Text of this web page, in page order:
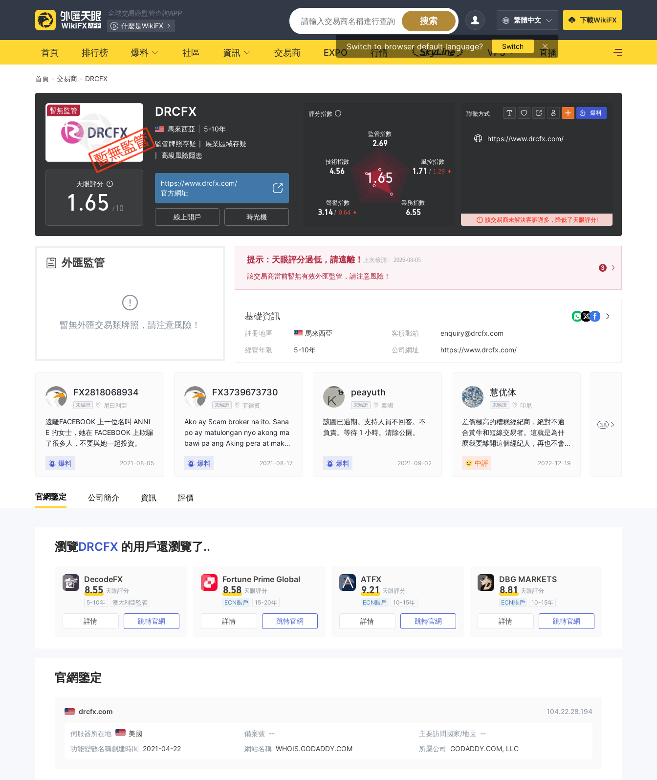
全球交易商監管查詢APP
什麼是WikiFX
搜索 繁體中文
Switch to browser default language? Switch
下載WikiFX
首頁 排行榜 爆料 社區 資訊 交易商 EXPO 行情 VPS 直播
首頁 - 交易商 - DRCFX
暫無監管
天眼評分
0
1
2
3
5
8
9
.
0
1
2
4
5
6
7
8
0
1
3
4
5
6
7
9
/10
DRCFX
馬來西亞
5-10年
監管牌照存疑
展業區域存疑
高級風險隱患
https://www.drcfx.com/
官方網址
線上開戶 時光機
評分指數
監管指數
2.69
技術指數
4.56
聲譽指數
3.14 / 0.64
業務指數
6.55
風控指數
1.71 / 1.29
1.65
聯繫方式
https://www.drcfx.com/
該交易商未解決客訴過多，降低了天眼評分!
爆料
外匯監管
暫無外匯交易類牌照，請注意風險！
提示：天眼評分過低，請遠離！ 上次檢測 : 2026-08-05
該交易商當前暫無有效外匯監管，請注意風險！
3
基礎資訊
註冊地區
馬來西亞
經營年限
5-10年
客服郵箱
enquiry@drcfx.com
公司網址
https://www.drcfx.com/
FX2818068934
未驗證 尼日利亞
遠離FACEBOOK 上一位名叫 ANNI
E 的女士，她在 FACEBOOK 上欺騙
了很多人，不要與她一起投資。
爆料 2021-08-05
FX3739673730
未驗證 菲律賓
Ako ay Scam broker na ito. Sana
po ay matulongan nyo akong ma
bawi pa ang Aking pera at makap
爆料
2021-08-17
peayuth
未驗證 泰國
該圖已過期。支持人員不回答。不
負責。等待 1 小時。清除公園。
爆料 2021-09-02
慧优体
未驗證 印尼
差價極高的糟糕經紀商，絕對不適
合黃牛和短線交易者。這就是為什
麼我要離開這個經紀人，再也不會
中評
2022-12-19
有一年没有出金
38
官網鑒定 公司簡介 資訊 評價
瀏覽DRCFX 的用戶還瀏覽了..
DecodeFX
8.55 天眼評分
5-10年
澳大利亞監管
全牌照 (MM)
主標MT4
詳情 跳轉官網
Fortune Prime Global
8.58 天眼評分
ECN賬戶
15-20年
澳大利亞監管
全牌照 (MM)
主標MT4
詳情 跳轉官網
ATFX
9.21 天眼評分
ECN賬戶
10-15年
澳大利亞監管
全牌照 (MM)
主標MT4
詳情 跳轉官網
DBG MARKETS
8.81 天眼評分
ECN賬戶
10-15年
澳大利亞監管
全牌照 (MM)
主標MT4
詳情 跳轉官網
官網鑒定
drcfx.com 104.22.28.194
伺服器所在地 美國 備案號 -- 主要訪問國家/地區 --
功能變數名稱創建時間 2021-04-22 網站名稱 WHOIS.GODADDY.COM 所屬公司 GODADDY.COM, LLC